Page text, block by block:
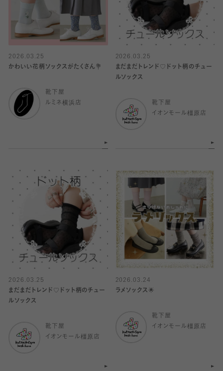
2026.03.25
かわいい花柄ソックスがたくさん💐
靴下屋
ルミネ横浜店
2026.03.25
まだまだトレンド♡ドット柄のチュー
ルソックス
靴下屋
イオンモール橿原店
2026.03.25
まだまだトレンド♡ドット柄のチュー
ルソックス
靴下屋
イオンモール橿原店
2026.03.24
ラメソックス🌟
靴下屋
イオンモール橿原店